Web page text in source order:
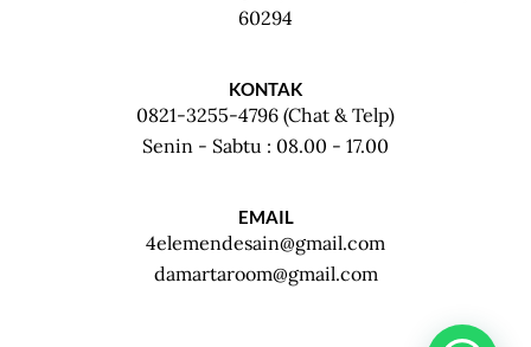
60294
KONTAK
0821-3255-4796 (Chat & Telp)
Senin - Sabtu : 08.00 - 17.00
EMAIL
4elemendesain@gmail.com
damartaroom@gmail.com